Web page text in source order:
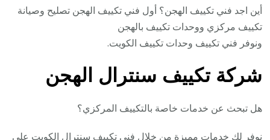
أين اجد فني تكييف الهجن؟ أول فني تكييف الهجن تصليح وصيانة
تكييف مركزي ووحدات تكييف بالهجن
ونوفر فني تكييف وحدات تكييف الكويت.
شركة تكييف سنترال الهجن
هل تبحث عن خدمات خاصة بالتكييف المركزي؟
نوفر لك خدمات مميزة من خلال فني تكييف سنترال الكويت على